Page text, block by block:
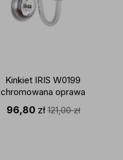
Kinkiet IRIS W0199
chromowana oprawa
MAXLIGHT
96,80 zł 121,00zł